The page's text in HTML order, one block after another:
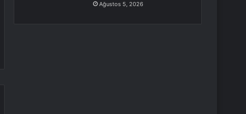
Ağustos 5, 2026